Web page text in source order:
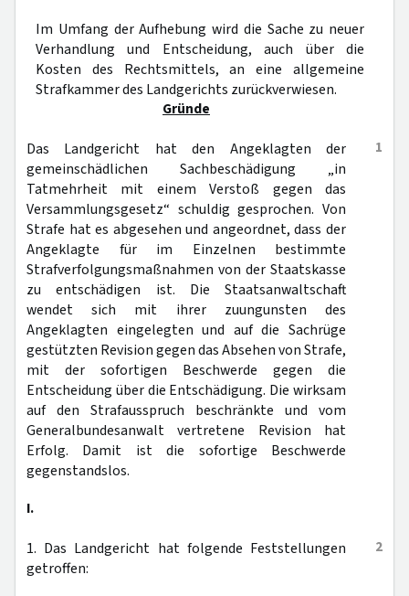
Im Umfang der Aufhebung wird die Sache zu neuer
Verhandlung und Entscheidung, auch über die
Kosten des Rechtsmittels, an eine allgemeine
Strafkammer des Landgerichts zurückverwiesen.
Gründe
1
Das Landgericht hat den Angeklagten der
gemeinschädlichen Sachbeschädigung „in
Tatmehrheit mit einem Verstoß gegen das
Versammlungsgesetz“ schuldig gesprochen. Von
Strafe hat es abgesehen und angeordnet, dass der
Angeklagte für im Einzelnen bestimmte
Strafverfolgungsmaßnahmen von der Staatskasse
zu entschädigen ist. Die Staatsanwaltschaft
wendet sich mit ihrer zuungunsten des
Angeklagten eingelegten und auf die Sachrüge
gestützten Revision gegen das Absehen von Strafe,
mit der sofortigen Beschwerde gegen die
Entscheidung über die Entschädigung. Die wirksam
auf den Strafausspruch beschränkte und vom
Generalbundesanwalt vertretene Revision hat
Erfolg. Damit ist die sofortige Beschwerde
gegenstandslos.
I.
2
1. Das Landgericht hat folgende Feststellungen
getroffen: